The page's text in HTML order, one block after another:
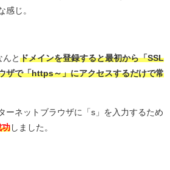
感じ。
んと ドメインを登録すると最初から「SSL
ザで「https～」にアクセスするだけで常
ーネットブラウザに「s」を入力するため
功 しました。